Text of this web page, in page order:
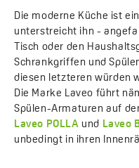
Die moderne Küche ist
unterstreicht ihn -
Tisch oder den
Schrankgriffen und
diesen letzteren würden
Die Marke Laveo führt
Spülen-Armaturen auf
Laveo POLLA und Laveo
unbedingt in ihren